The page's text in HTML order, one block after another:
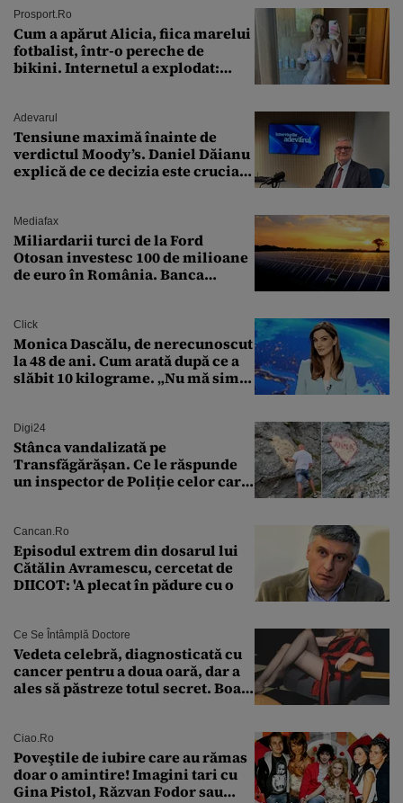
Prosport.ro
Cum a apărut Alicia, fiica marelui
fotbalist, într-o pereche de
bikini. Internetul a explodat:
Adevarul
Tensiune maximă înainte de
verdictul Moody’s. Daniel Dăianu
explică de ce decizia este crucială
Mediafax
Miliardarii turci de la Ford
Otosan investesc 100 de milioane
de euro în România. Banca
Click
Monica Dascălu, de nerecunoscut
la 48 de ani. Cum arată după ce a
slăbit 10 kilograme. „Nu mă simt
Digi24
Stânca vandalizată pe
Transfăgărășan. Ce le răspunde
un inspector de Poliție celor care
Cancan.ro
Episodul extrem din dosarul lui
Cătălin Avramescu, cercetat de
DIICOT: 'A plecat în pădure cu o
Ce Se Întâmplă Doctore
Vedeta celebră, diagnosticată cu
cancer pentru a doua oară, dar a
ales să păstreze totul secret. Boala
Ciao.ro
Poveştile de iubire care au rămas
doar o amintire! Imagini tari cu
Gina Pistol, Răzvan Fodor sau